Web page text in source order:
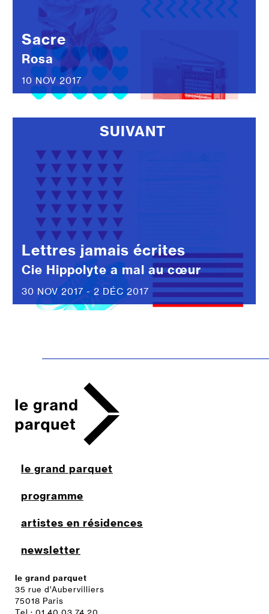
Sacre
Rosa
10 NOV 2017
SUIVANT
Lettres jamais écrites
Cie Hippolyte a mal au cœur
30 NOV 2017 - 2 DÉC 2017
le grand parquet
35 rue d’Aubervilliers
75018 Paris
le grand parquet
programme
artistes en résidences
newsletter